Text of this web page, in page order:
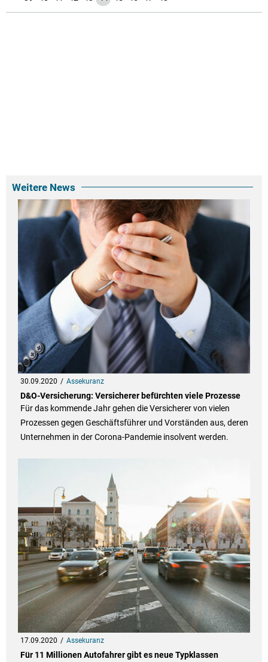
Weitere News
30.09.2020 Assekuranz
D&O-Versicherung: Versicherer befürchten viele Prozesse
Für das kommende Jahr gehen die Versicherer von vielen
Prozessen gegen Geschäftsführer und Vorständen aus, deren
Unternehmen in der Corona-Pandemie insolvent werden.
17.09.2020 Assekuranz
Für 11 Millionen Autofahrer gibt es neue Typklassen